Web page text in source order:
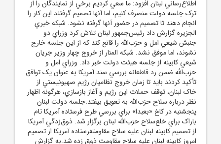
اطلاع‌رساني لبنان افزود: ما سعي کرديم برخي از نمايندگان را از
ترک جلسه دولت منصرف کنيم، اما آنها تصميم گرفتند اين کار را
انجام دهند تا تصميم در حضور آنها گرفته نشود. شبکه خبري
الجزيره گزارش داد رئيس‌جمهور لبنان تلاش کرد وزراي دو
جنبش شيعي امل و حزب‌الله را قانع کند که از اين جلسه خارج
نشوند، اما موفق نشد. شبکه المنار از خروج چهار وزير جريان
شيعي کابينه از جلسه هيئت دولت خبر داد. وزراي امل و
حزب‌الله ضمن رد قاطعانه بررسي سند آمريکا به عنوان يک توافق
تأکيد کردند بايد تا زمان خروج نظاميان رژيم صهيونيستي از
خاک لبنان، توقف حملات اين رژيم و آغاز بازسازي، هرگونه اظهار
نظر درباره سلاح حزب‌الله به تعويق بيفتد.جلسه دولت لبنان
پنجشنبه در کاخ «بعبدا» براي بررسي طرح فرستاده آمريکا تام
باراک براي خلع‌سلاح حزب‌الله لبنان برگزار شد. ذوق‌زدگي آمريکا
از تصميم کابينه لبنان عليه سلاح مقاومتفرستاده آمريکا از تصميم
امروز کابينه لبنان عليه سلاح مقاومت ذوق زده شد.به گزارش